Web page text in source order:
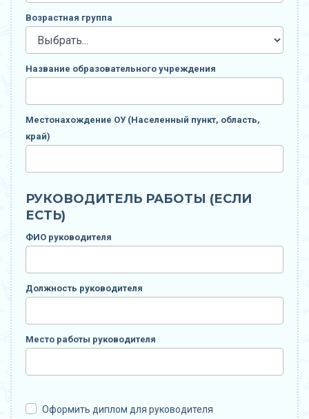
Возрастная группа
Название образовательного учреждения
Местонахождение ОУ (Населенный пункт, область,
край)
РУКОВОДИТЕЛЬ РАБОТЫ (ЕСЛИ
ЕСТЬ)
ФИО руководителя
Должность руководителя
Место работы руководителя
Оформить диплом для руководителя